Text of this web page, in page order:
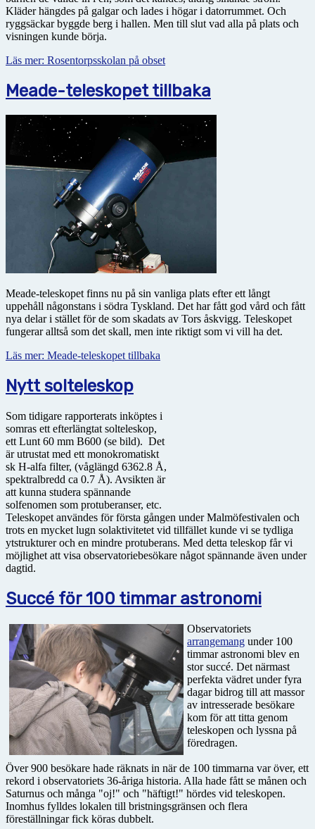
Kläder hängdes på galgar och lades i högar i datorrummet. Och
ryggsäckar byggde berg i hallen. Men till slut vad alla på plats och
visningen kunde börja.
Läs mer: Rosentorpsskolan på obset
Meade-teleskopet tillbaka
Meade-teleskopet finns nu på sin vanliga plats efter ett långt
uppehåll någonstans i södra Tyskland. Det har fått god vård och fått
nya delar i stället för de som skadats av Tors åskvigg. Teleskopet
fungerar alltså som det skall, men inte riktigt som vi vill ha det.
Läs mer: Meade-teleskopet tillbaka
Nytt solteleskop
Som tidigare rapporterats inköptes i
somras ett efterlängtat solteleskop,
ett Lunt 60 mm B600 (se bild). Det
är utrustat med ett monokromatiskt
sk H-alfa filter, (våglängd 6362.8 Å,
spektralbredd ca 0.7 Å). Avsikten är
att kunna studera spännande
solfenomen som protuberanser, etc.
Teleskopet användes för första gången under Malmöfestivalen och
trots en mycket lugn solaktivitetet vid tillfället kunde vi se tydliga
ytstrukturer och en mindre protuberans. Med detta teleskop får vi
möjlighet att visa observatoriebesökare något spännande även under
dagtid.
Succé för 100 timmar astronomi
Observatoriets
arrangemang under 100
timmar astronomi blev en
stor succé. Det närmast
perfekta vädret under fyra
dagar bidrog till att massor
av intresserade besökare
kom för att titta genom
teleskopen och lyssna på
föredragen.
Över 900 besökare hade räknats in när de 100 timmarna var över, ett
rekord i observatoriets 36-åriga historia. Alla hade fått se månen och
Saturnus och många "oj!" och "häftigt!" hördes vid teleskopen.
Inomhus fylldes lokalen till bristningsgränsen och flera
föreställningar fick köras dubbelt.